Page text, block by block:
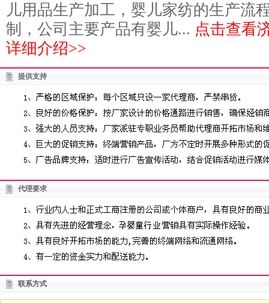
儿用品生产加工，婴儿家纺的生产流
制，公司主要产品有婴儿... 点击查看
详细介绍>>
提供支持
代理要求
联系方式